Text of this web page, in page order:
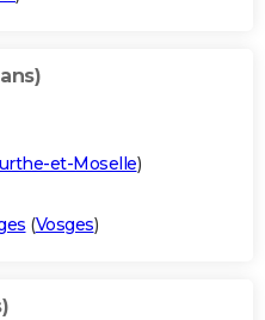
et-Moselle)
(Vosges)